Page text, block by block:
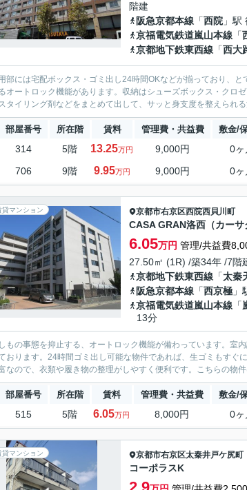
階建
阪急京都本線 「西院 」駅
京福電気鉄道嵐山本線 「
京都地下鉄東西線 「西大
部には宅配ボックス・ゴミ出し24時間OKなどが揃っており、
オートロック機能があります。収納はシューズボックス・クロ
タイリング剤などをまとめて出して、サッと身支度を整えられ
部屋番号 所在階 賃料 管理費・共益費 敷金/
314 5階 13.25万円 9,000円 0ヶ
706 9階 9.95万円 9,000円 0ヶ
貸マンション 京都市右京区西院西貝川町
CASA GRAN洛西（カーサ
6.05万円 管理/共益費
27.50㎡ (1R) /築34年 /7階
京都地下鉄東西線 「太秦
阪急京都本線 「西京極 」
京福電気鉄道嵐山本線 「
13分
もの事態を抑止する、オートロック機能が備わっています。室
おります。24時間ゴミ出し可能な物件であれば、生ゴミもす
なので、衣類や履き物の整理がしやすく便利です。こちらの物
部屋番号 所在階 賃料 管理費・共益費 敷金/
515 5階 6.05万円 8,000円 0ヶ
貸マンション 京都市右京区太秦井戸ケ尻町
コーポラスK